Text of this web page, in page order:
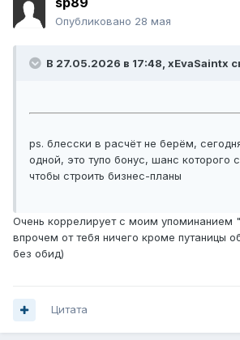
Опубликовано 28 мая
В 27.05.2026 в 17:48, xEvaSaintx
ps. блесски в расчёт не берём,
одной, это тупо бонус, шанс которого
чтобы строить бизнес-планы
Очень коррелирует с моим упоминанием
впрочем от тебя ничего кроме путаницы
без обид)
Цитата